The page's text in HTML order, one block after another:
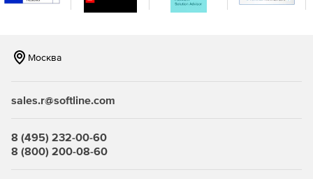
с поддержкой сенсорного ввода – разработка на
интерфейсом для разработки
платформе Windows Phone.
Москва
sales.r@softline.com
8 (495) 232-00-60
8 (800) 200-08-60